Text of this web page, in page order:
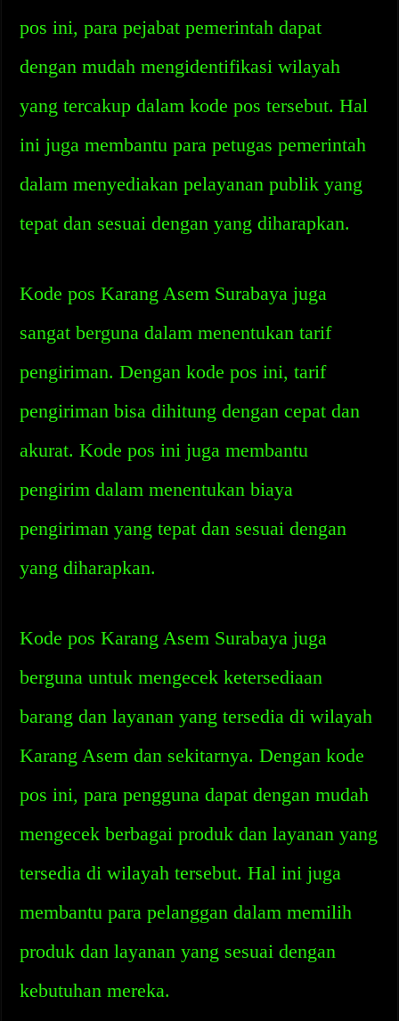
pos ini, para pejabat pemerintah dapat
dengan mudah mengidentifikasi wilayah
yang tercakup dalam kode pos tersebut. Hal
ini juga membantu para petugas pemerintah
dalam menyediakan pelayanan publik yang
tepat dan sesuai dengan yang diharapkan.
Kode pos Karang Asem Surabaya juga
sangat berguna dalam menentukan tarif
pengiriman. Dengan kode pos ini, tarif
pengiriman bisa dihitung dengan cepat dan
akurat. Kode pos ini juga membantu
pengirim dalam menentukan biaya
pengiriman yang tepat dan sesuai dengan
yang diharapkan.
Kode pos Karang Asem Surabaya juga
berguna untuk mengecek ketersediaan
barang dan layanan yang tersedia di wilayah
Karang Asem dan sekitarnya. Dengan kode
pos ini, para pengguna dapat dengan mudah
mengecek berbagai produk dan layanan yang
tersedia di wilayah tersebut. Hal ini juga
membantu para pelanggan dalam memilih
produk dan layanan yang sesuai dengan
kebutuhan mereka.